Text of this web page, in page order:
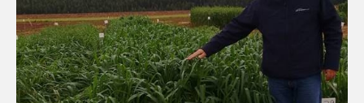
Activity
ACCEPT